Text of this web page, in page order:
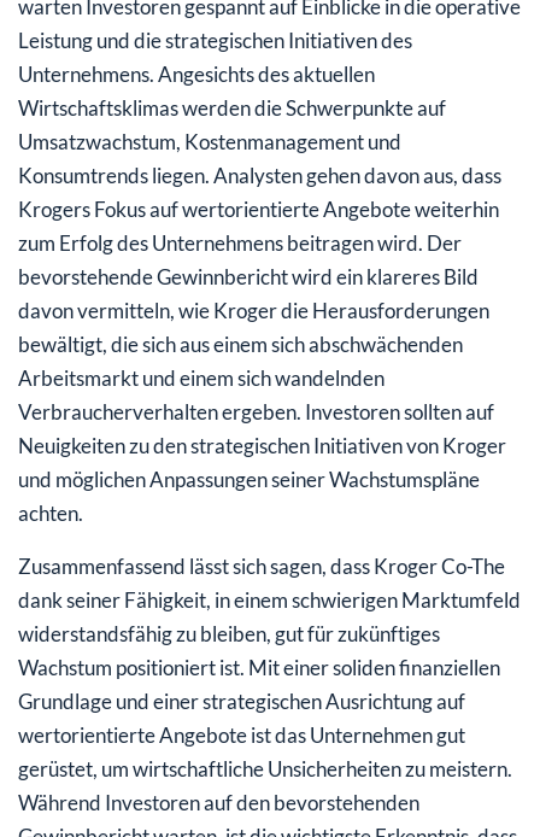
warten Investoren gespannt auf Einblicke in die operative
Leistung und die strategischen Initiativen des
Unternehmens. Angesichts des aktuellen
Wirtschaftsklimas werden die Schwerpunkte auf
Umsatzwachstum, Kostenmanagement und
Konsumtrends liegen. Analysten gehen davon aus, dass
Krogers Fokus auf wertorientierte Angebote weiterhin
zum Erfolg des Unternehmens beitragen wird. Der
bevorstehende Gewinnbericht wird ein klareres Bild
davon vermitteln, wie Kroger die Herausforderungen
bewältigt, die sich aus einem sich abschwächenden
Arbeitsmarkt und einem sich wandelnden
Verbraucherverhalten ergeben. Investoren sollten auf
Neuigkeiten zu den strategischen Initiativen von Kroger
und möglichen Anpassungen seiner Wachstumspläne
achten.
Zusammenfassend lässt sich sagen, dass Kroger Co-The
dank seiner Fähigkeit, in einem schwierigen Marktumfeld
widerstandsfähig zu bleiben, gut für zukünftiges
Wachstum positioniert ist. Mit einer soliden finanziellen
Grundlage und einer strategischen Ausrichtung auf
wertorientierte Angebote ist das Unternehmen gut
gerüstet, um wirtschaftliche Unsicherheiten zu meistern.
Während Investoren auf den bevorstehenden